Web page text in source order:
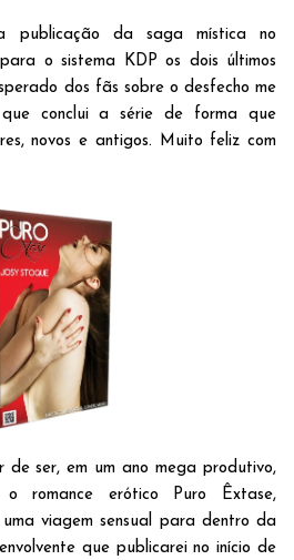
publicação da saga mística no
o sistema KDP os dois últimos
dos fãs sobre o desfecho me
conclui a série de forma que
novos e antigos. Muito feliz com
de ser, em um ano mega produtivo,
romance erótico Puro Êxtase,
viagem sensual para dentro da
que publicarei no início de